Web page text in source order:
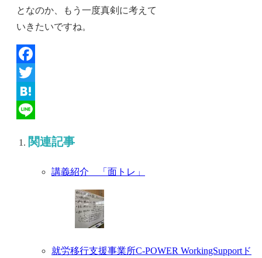
となのか、もう一度真剣に考えて
いきたいですね。
Facebook
Twitter
Hatena
関連記事
講義紹介 「面トレ」
就労移行支援事業所C-POWER WorkingSupportド